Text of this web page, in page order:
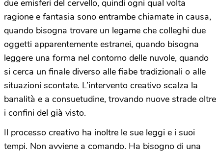
due emisferi del cervello, quindi ogni qual volta
ragione e fantasia sono entrambe chiamate in causa,
quando bisogna trovare un legame che colleghi due
oggetti apparentemente estranei, quando bisogna
leggere una forma nel contorno delle nuvole, quando
si cerca un finale diverso alle fiabe tradizionali o alle
situazioni scontate. L’intervento creativo scalza la
banalità e a consuetudine, trovando nuove strade oltre
i confini del già visto.
Il processo creativo ha inoltre le sue leggi e i suoi
tempi. Non avviene a comando. Ha bisogno di una